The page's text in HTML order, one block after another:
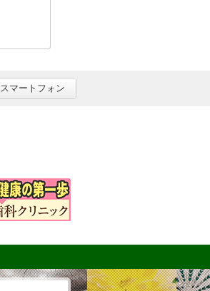
スマートフォン